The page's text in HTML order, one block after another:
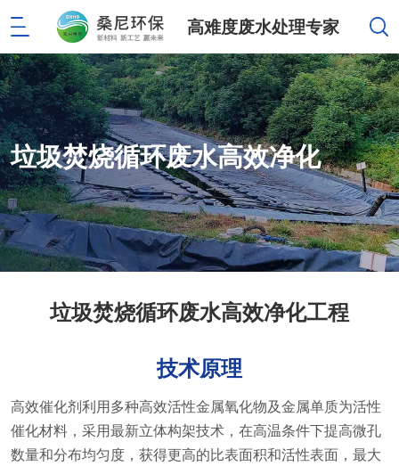
高难度废水处理专家
垃圾焚烧循环废水高效净化
垃圾焚烧循环废水高效净化工程
技术原理
高效催化剂利用多种高效活性金属氧化物及金属单质为活性
催化材料，采用最新立体构架技术，在高温条件下提高微孔
数量和分布均匀度，获得更高的比表面积和活性表面，最大